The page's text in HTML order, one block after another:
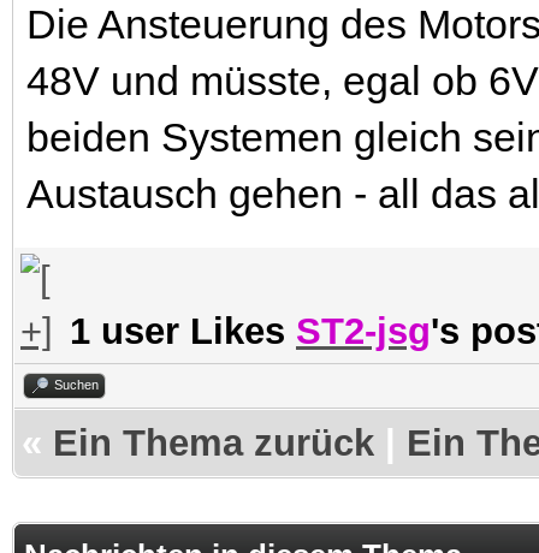
Die Ansteuerung des
48V und müsste, egal ob
beiden Systemen gleich
Austausch gehen - all das
1 user Likes ST2-jsg's
Suchen
« Ein Thema zurück Ein